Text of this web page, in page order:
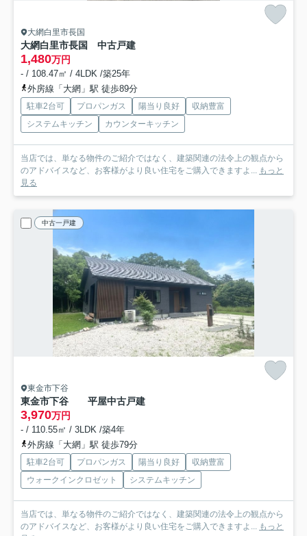
大網白里市長国
大網白里市長国 中古戸建
1,480万円
- / 108.47㎡ / 4LDK /築25年
外房線「大網」駅 徒歩89分
駐車2台可 プロパンガス 陽当り良好
収納豊富
システムキッチン
カウンターキッチン
当店では、単なる物件のご紹介ではなく、建築関連の法令上の観点から
のアドバイスなど、お客様がより良い住宅をご購入できますよ... もっと
見る
中古一戸建
東金市下谷
東金市下谷 平屋中古戸建
3,970万円
- / 110.55㎡ / 3LDK /築4年
外房線「大網」駅 徒歩79分
駐車2台可 プロパンガス 陽当り良好
収納豊富
ウォークインクロゼット
システムキッチン
当店では、単なる物件のご紹介ではなく、建築関連の法令上の観点から
のアドバイスなど、お客様がより良い住宅をご購入できますよ... もっと